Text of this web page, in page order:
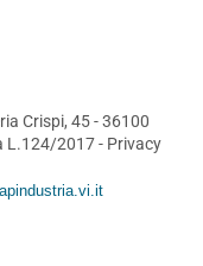
Crispi, 45 - 36100
L.124/2017- Privacy